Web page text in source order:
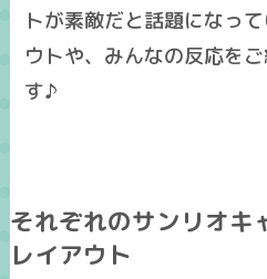
トが素敵だと話題になっ
ウトや、みんなの反応を
す♪
それぞれのサンリオキ
レイアウト